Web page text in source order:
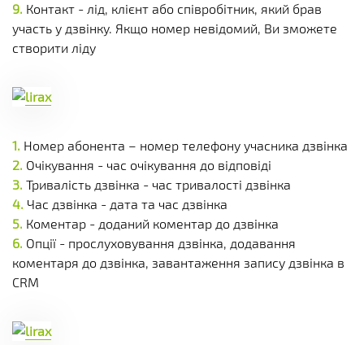
Контакт - лід, клієнт або співробітник, який брав
участь у дзвінку. Якщо номер невідомий, Ви зможете
створити ліду
Номер абонента – номер телефону учасника дзвінка
Очікування - час очікування до відповіді
Тривалість дзвінка - час тривалості дзвінка
Час дзвінка - дата та час дзвінка
Коментар - доданий коментар до дзвінка
Опції - прослуховування дзвінка, додавання
коментаря до дзвінка, завантаження запису дзвінка в
CRM